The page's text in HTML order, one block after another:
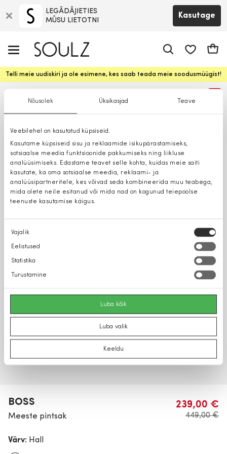
Nõusolek Üksikasjad Teave
Veebilehel on kasutatud küpsiseid.
Kasutame küpsiseid sisu ja reklaamide isikupärastamiseks,
sotsiaalse meedia funktsioonide pakkumiseks ning liikluse
analüüsimiseks. Edastame teavet selle kohta, kuidas meie saiti
kasutate, ka oma sotsiaalse meedia, reklaami- ja
analüüsipartneritele, kes võivad seda kombineerida muu teabega,
mida olete neile esitanud või mida nad on kogunud teiepoolse
teenuste kasutamise käigus.
Nõusoleku
valik
Vajalik
Eelistused
Statistika
Turustamine
Luba kõik
Luba valik
Keeldu
LEGĀDĀJIETIES
MŪSU LIETOTNI
Kasutage
Telli meie uudiskiri ja ole esimene, kes saab teada meie soodusmüügist!
BOSS
Meeste pintsak
239,00 €
449,00 €
Värv: Hall